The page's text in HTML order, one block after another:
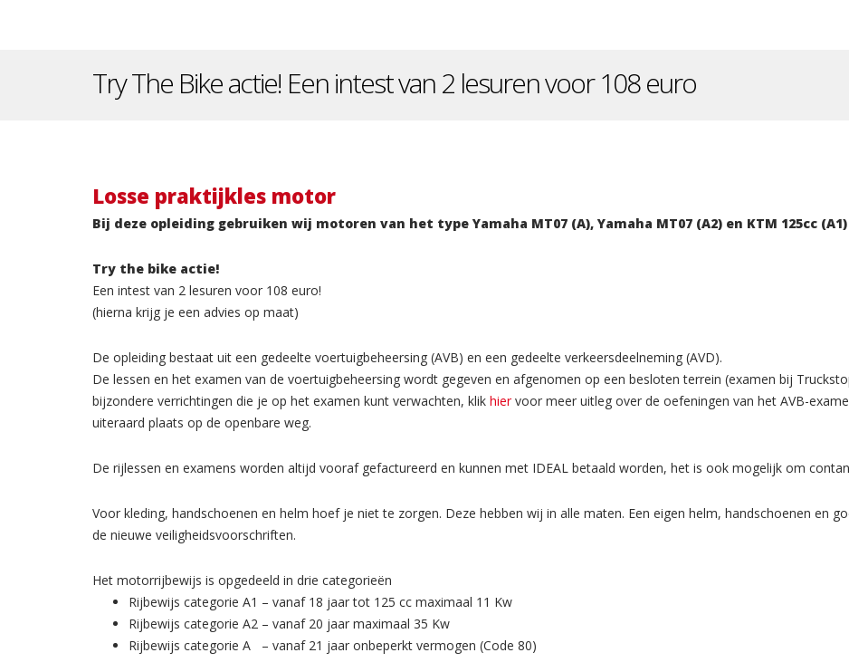
Try The Bike actie! Een intest van 2 lesuren voor 108 euro
Losse praktijkles motor
Bij deze opleiding gebruiken wij motoren van het type Yamaha MT07 (A), Yamaha MT07 (A2) en KTM 125cc (A1)
Try the bike actie!
Een intest van 2 lesuren voor 108 euro!
(hierna krijg je een advies op maat)
De opleiding bestaat uit een gedeelte voertuigbeheersing (AVB) en een gedeelte verkeersdeelneming (AVD).
De lessen en het examen van de voertuigbeheersing wordt gegeven en afgenomen op een besloten terrein (examen bij
bijzondere verrichtingen die je op het examen kunt verwachten, klik hiervoor meer uitleg over de oefeningen van het AVB-
uiteraard plaats op de openbare weg.
De rijlessen en examens worden altijd vooraf gefactureerd en kunnen met IDEAL betaald worden, het is ook mogelijk om
Voor kleding, handschoenen en helm hoef je niet te zorgen. Deze hebben wij in alle maten. Een eigen helm, handschoenen en
de nieuwe veiligheidsvoorschriften.
Het motorrijbewijs is opgedeeld in drie categorieën
Rijbewijs categorie A1 – vanaf 18 jaar tot 125 cc maximaal 11 Kw
Rijbewijs categorie A2 – vanaf 20 jaar maximaal 35 Kw
Rijbewijs categorie A – vanaf 21 jaar onbeperkt vermogen (Code 80)